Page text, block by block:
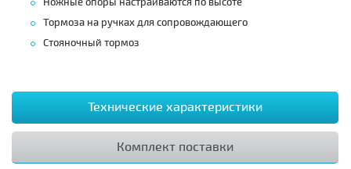
Тормоза на ручках для сопровождающего
Стояночный тормоз
Технические характеристики
Комплект поставки